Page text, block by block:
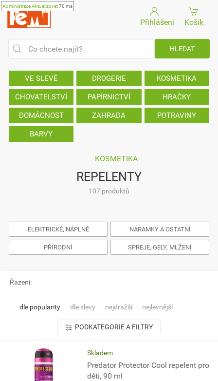
AdministraceAktualizovat70 ms
Přihlášení Košík
VE SLEVĚ DROGERIE KOSMETIKA
CHOVATELSTVÍ PAPÍRNICTVÍ HRAČKY
DOMÁCNOST ZAHRADA POTRAVINY
BARVY
KOSMETIKA
REPELENTY
107 produktů
ELEKTRICKÉ, NÁPLNĚ NÁRAMKY A OSTATNÍ
PŘÍRODNÍ SPREJE, GELY, MLŽENÍ
Řazení:
dle popularity dle slevy nejdražší nejlevnější
PODKATEGORIE A FILTRY
Skladem
Predator Protector Cool repelent pro
děti, 90 ml